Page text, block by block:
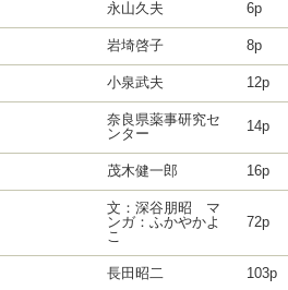
永山久夫 6p
岩埼啓子 8p
小泉武夫 12p
奈良県薬事研究セ
ンター
14p
茂木健一郎 16p
文：深谷朋昭 マ
ンガ：ふかやかよ
こ
72p
長田昭二 103p